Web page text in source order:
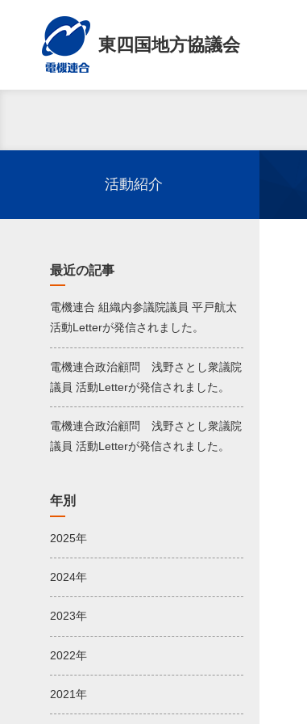
東四国地方協議会
活動紹介
最近の記事
電機連合 組織内参議院議員 平戸航太
活動Letterが発信されました。
電機連合政治顧問 浅野さとし衆議院
議員 活動Letterが発信されました。
電機連合政治顧問 浅野さとし衆議院
議員 活動Letterが発信されました。
年別
2025年
2024年
2023年
2022年
2021年